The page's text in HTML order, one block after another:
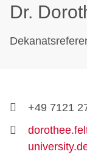
Dr.
+49 7121